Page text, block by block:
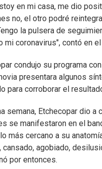
en mi casa, me dio
no, el otro podré
la pulsera de
mi coronavirus", contó en
condujo su programa
presentara algunos
para corroborar el
semana, Etchecopar dio
se manifestaron en el
más cercano a su
cansado, agobiado,
por entonces.